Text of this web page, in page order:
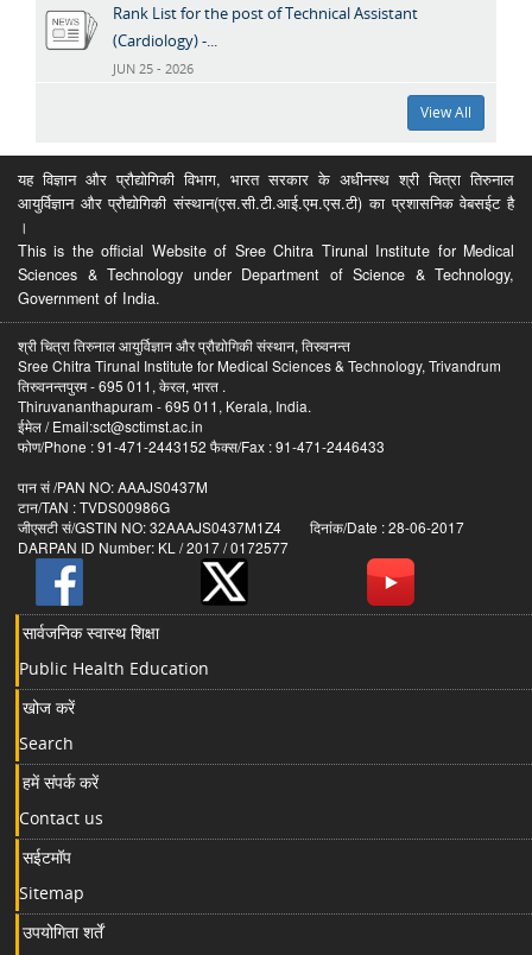
Rank List for the post of Technical Assistant
(Cardiology) -...
JUN 25 - 2026
View All
यह विज्ञान और प्रौद्योगिकी विभाग, भारत सरकार के अधीनस्थ श्री चित्रा तिरुनाल
आयुर्विज्ञान और प्रौद्योगिकी संस्थान(एस.सी.टी.आई.एम.एस.टी) का प्रशासनिक वेबसईट है
।
This is the official Website of Sree Chitra Tirunal Institute for Medical
Sciences & Technology under Department of Science & Technology,
Government of India.
श्री चित्रा तिरुनाल आयुर्विज्ञान और प्रौद्योगिकी संस्थान, तिरुवनन्त
Sree Chitra Tirunal Institute for Medical Sciences & Technology, Trivandrum
तिरुवनन्तपुरम - 695 011, केरल, भारत .
Thiruvananthapuram - 695 011, Kerala, India.
ईमेल / Email:sct@sctimst.ac.in
फोण/Phone : 91-471-2443152 फैक्स/Fax : 91-471-2446433
पान सं /PAN NO: AAAJS0437M
टान/TAN : TVDS00986G
जीएसटी सं/GSTIN NO: 32AAAJS0437M1Z4 दिनांक/Date : 28-06-2017
DARPAN ID Number: KL / 2017 / 0172577
सार्वजनिक स्वास्थ शिक्षा
Public Health Education
खोज करें
Search
हमें संपर्क करें
Contact us
सईटमॉप
Sitemap
उपयोगिता शर्तें